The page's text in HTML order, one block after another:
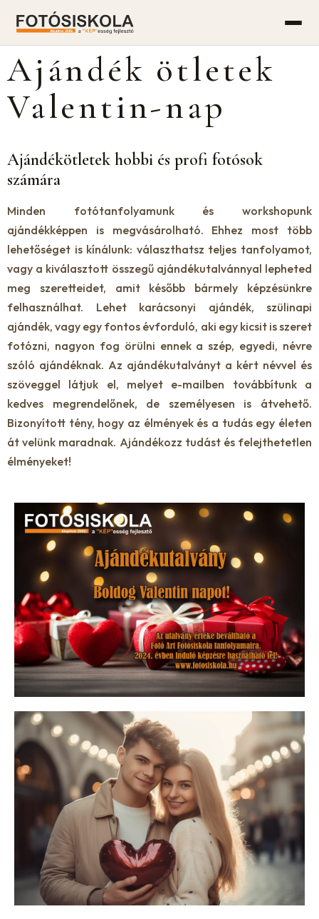
Ajándék ötletek
Valentin-nap
Ajándékötletek hobbi és profi fotósok
számára
Minden fotótanfolyamunk és workshopunk
ajándékképpen is megvásárolható. Ehhez most több
lehetőséget is kínálunk: választhatsz teljes tanfolyamot,
vagy a kiválasztott összegű ajándékutalvánnyal lepheted
meg szeretteidet, amit később bármely képzésünkre
felhasználhat. Lehet karácsonyi ajándék, szülinapi
ajándék, vagy egy fontos évforduló, aki egy kicsit is szeret
fotózni, nagyon fog örülni ennek a szép, egyedi, névre
szóló ajándéknak. Az ajándékutalványt a kért névvel és
szöveggel látjuk el, melyet e-mailben továbbítunk a
kedves megrendelőnek, de személyesen is átvehető.
Bizonyított tény, hogy az élmények és a tudás egy életen
át velünk maradnak. Ajándékozz tudást és felejthetetlen
élményeket!